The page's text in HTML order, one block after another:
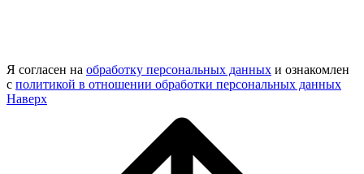
Я согласен на обработку персональных данных и ознакомлен
с политикой в отношении обработки персональных данных
Наверх